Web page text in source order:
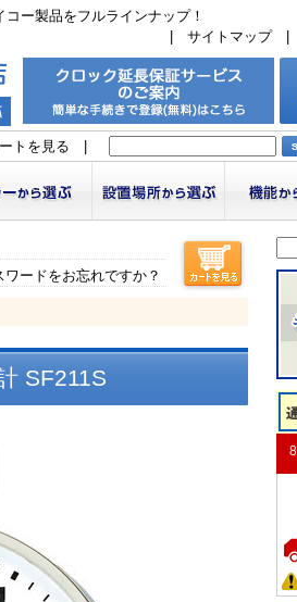
ー製品をフルラインナップ！
サイトマップ|
トを見る
ワードをお忘れですか？
SF211S